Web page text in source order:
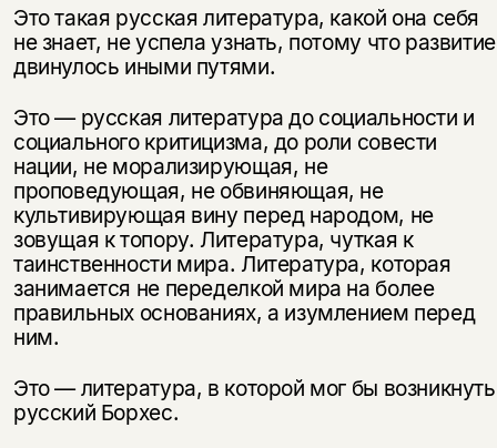
Это такая русская литература, какой она себя
не знает, не успела узнать, потому что развитие
двинулось иными путями.
Это — русская литература до социальности и
социального критицизма, до роли совести
нации, не морализирующая, не
проповедующая, не обвиняющая, не
культивирующая вину перед народом, не
зовущая к топору. Литература, чуткая к
таинственности мира. Литература, которая
занимается не переделкой мира на более
правильных основаниях, а изумлением перед
ним.
Это — литература, в которой мог бы возникнуть
русский Борхес.